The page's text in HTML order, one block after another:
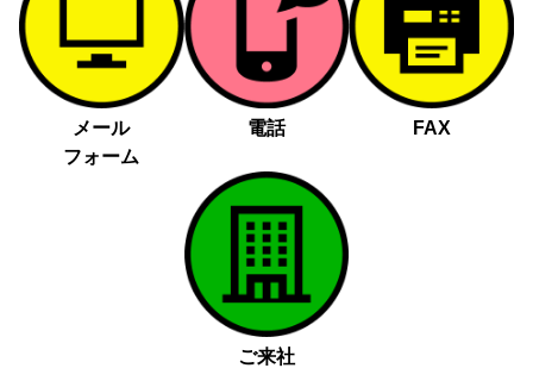
メール
フォーム
電話 FAX
ご来社